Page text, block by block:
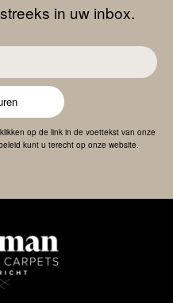
in uw inbox.
op de link in de voettekst van onze
kunt u terecht op onze website.